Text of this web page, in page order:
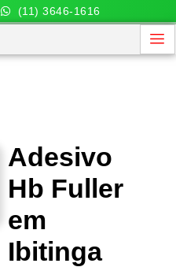
(11) 3646-1616
Adesivo
Hb Fuller
em
Ibitinga